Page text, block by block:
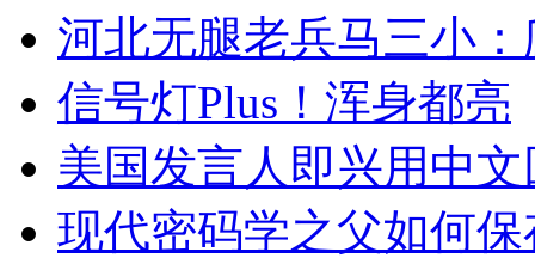
河北无腿老兵马三小
信号灯Plus！浑身都亮
美国发言人即兴用中
现代密码学之父如何